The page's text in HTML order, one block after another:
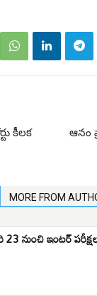
కీలక
ఆనం
MORE FROM
23 నుంచి ఇంటర్